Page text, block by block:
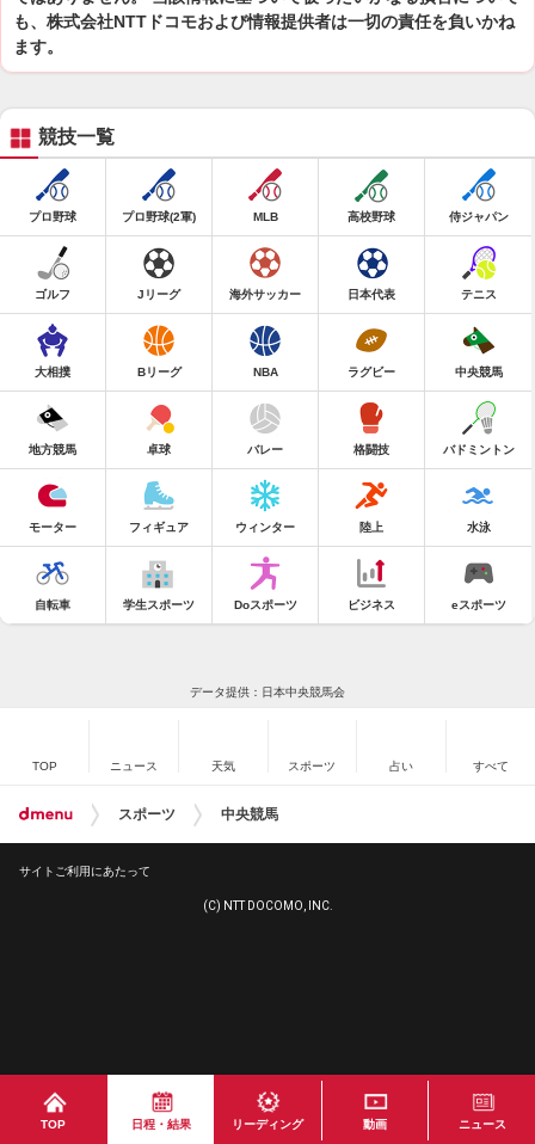
も、株式会社NTTドコモおよび情報提供者は一切の責任を負いかね
ます。
TOP 日程・結果 リーディング 動画 ニュース
競技一覧
プロ野球 プロ野球(2軍) MLB 高校野球 侍ジャパン
ゴルフ Jリーグ 海外サッカー 日本代表 テニス
大相撲 Bリーグ NBA ラグビー 中央競馬
地方競馬 卓球 バレー 格闘技 バドミントン
モーター フィギュア ウィンター 陸上 水泳
自転車 学生スポーツ Doスポーツ ビジネス eスポーツ
データ提供：日本中央競馬会
TOP ニュース 天気 スポーツ 占い すべて
スポーツ 中央競馬
サイトご利用にあたって
(C) NTT DOCOMO, INC.